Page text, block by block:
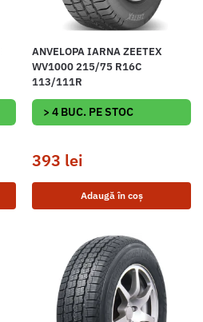
ANVELOPA IARNA ZEETEX
WV1000 215/75 R16C
113/111R
> 4 BUC. PE STOC
393 lei
Adaugă în coș